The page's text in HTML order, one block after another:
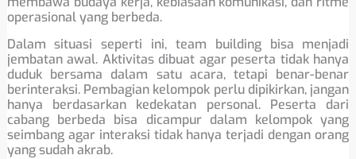
operasional yang berbeda.
Dalam situasi seperti ini, team building bisa menjadi
jembatan awal. Aktivitas dibuat agar peserta tidak hanya
duduk bersama dalam satu acara, tetapi benar-benar
berinteraksi. Pembagian kelompok perlu dipikirkan, jangan
hanya berdasarkan kedekatan personal. Peserta dari
cabang berbeda bisa dicampur dalam kelompok yang
seimbang agar interaksi tidak hanya terjadi dengan orang
yang sudah akrab.